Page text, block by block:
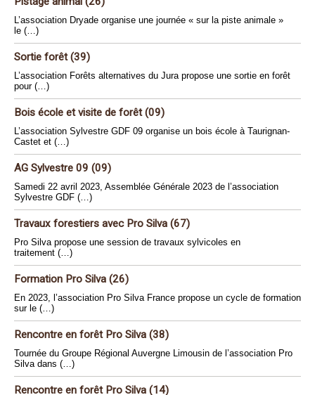
L’association Dryade organise une journée « sur la piste animale »
le (…)
Sortie forêt (39)
L’association Forêts alternatives du Jura propose une sortie en forêt
pour (…)
Bois école et visite de forêt (09)
L’association Sylvestre GDF 09 organise un bois école à Taurignan-
Castet et (…)
AG Sylvestre 09 (09)
Samedi 22 avril 2023, Assemblée Générale 2023 de l’association
Sylvestre GDF (…)
Travaux forestiers avec Pro Silva (67)
Pro Silva propose une session de travaux sylvicoles en
traitement (…)
Formation Pro Silva (26)
En 2023, l’association Pro Silva France propose un cycle de formation
sur le (…)
Rencontre en forêt Pro Silva (38)
Tournée du Groupe Régional Auvergne Limousin de l’association Pro
Silva dans (…)
Rencontre en forêt Pro Silva (14)